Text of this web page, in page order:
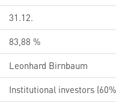
31.12.
83,88 %
Leonhard Birnbaum
Institutional investors